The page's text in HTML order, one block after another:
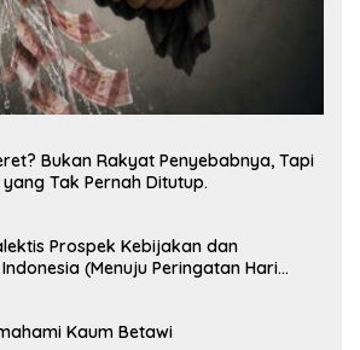
Bukan Rakyat Penyebabnya, Tapi
Tak Pernah Ditutup.
Prospek Kebijakan dan
(Menuju Peringatan Hari
Kaum Betawi